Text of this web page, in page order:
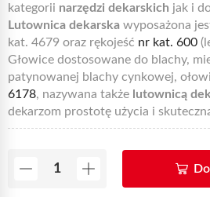
kategorii narzędzi dekarskich jak i
Lutownica dekarska wyposażona
kat. 4679 oraz rękojeść nr kat. 600
Głowice dostosowane do blachy,
patynowanej blachy cynkowej,
6178, nazywana także lutownicą
dekarzom prostotę użycia i